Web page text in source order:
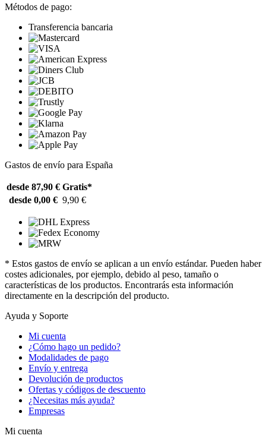
Métodos de pago:
Transferencia bancaria
Gastos de envío para España
desde 87,90 € Gratis*
desde 0,00 € 9,90 €
* Estos gastos de envío se aplican a un envío estándar. Pueden haber
costes adicionales, por ejemplo, debido al peso, tamaño o
características de los productos. Encontrarás esta información
directamente en la descripción del producto.
Ayuda y Soporte
Mi cuenta
¿Cómo hago un pedido?
Modalidades de pago
Envío y entrega
Devolución de productos
Ofertas y códigos de descuento
¿Necesitas más ayuda?
Empresas
Mi cuenta